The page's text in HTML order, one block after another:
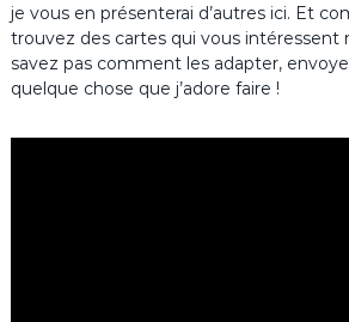
je vous en présenterai d’autres ici. Et
trouvez des cartes qui vous intéressent
savez pas comment les adapter,
quelque chose que j’adore faire !